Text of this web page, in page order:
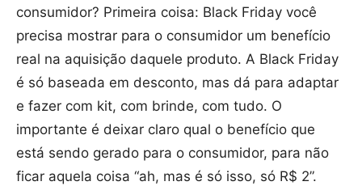
consumidor? Primeira coisa: Black Friday você
precisa mostrar para o consumidor um benefício
real na aquisição daquele produto. A Black Friday
é só baseada em desconto, mas dá para adaptar
e fazer com kit, com brinde, com tudo. O
importante é deixar claro qual o benefício que
está sendo gerado para o consumidor, para não
ficar aquela coisa “ah, mas é só isso, só R$ 2”.